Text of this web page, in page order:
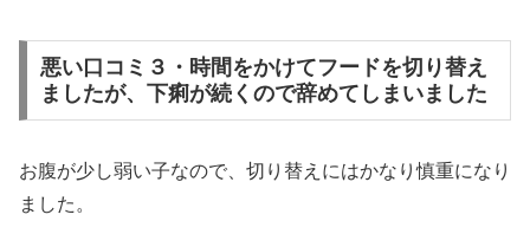
悪い口コミ３・時間をかけてフードを切り替え
ましたが、下痢が続くので辞めてしまいました
お腹が少し弱い子なので、切り替えにはかなり慎重になり
ました。